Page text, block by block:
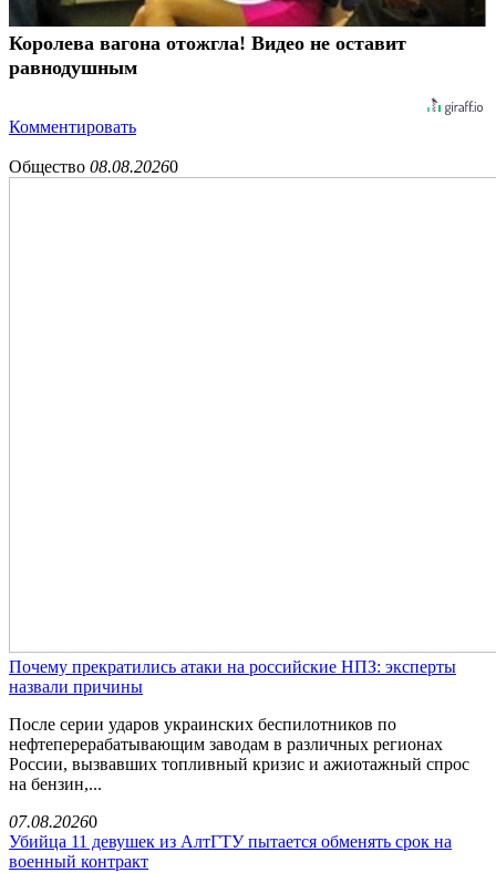
Королева вагона отожгла! Видео не оставит
равнодушным
Комментировать
Общество 08.08.20260
Почему прекратились атаки на российские НПЗ: эксперты
назвали причины
После серии ударов украинских беспилотников по
нефтеперерабатывающим заводам в различных регионах
России, вызвавших топливный кризис и ажиотажный спрос
на бензин,...
07.08.20260
Убийца 11 девушек из АлтГТУ пытается обменять срок на
военный контракт